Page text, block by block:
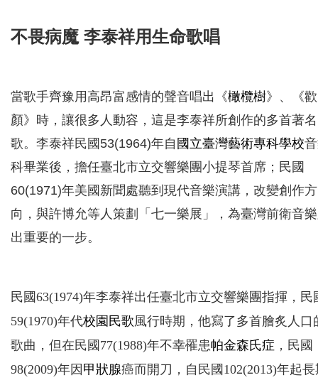
不畏病魔 李泰祥用生命歌唱
當歌手齊豫用高昂富感情的聲音唱出《橄欖樹》、《歡
顏》時，讓很多人動容，這是李泰祥所創作的多首著
歌。李泰祥民國53(1964)年自 國立臺灣藝術專科學校
科畢業後，擔任臺北市立交響樂團小提琴首席；民國
60(1971)年美國新聞處聽到現代音樂演講，改變創作方
向，與許博允等人策劃「七一樂展」，為臺灣前衛音
出重要的一步。
民國63(1974)年李泰祥出任臺北市立交響樂團指揮，民
59(1970)年代校園民歌風行時期，他寫了多首膾炙人口
歌曲，但在民國77(1988)年不幸罹患帕金森氏症 ，民國
98(2009)年因 甲狀腺癌而開刀，自民國102(2013)年起長